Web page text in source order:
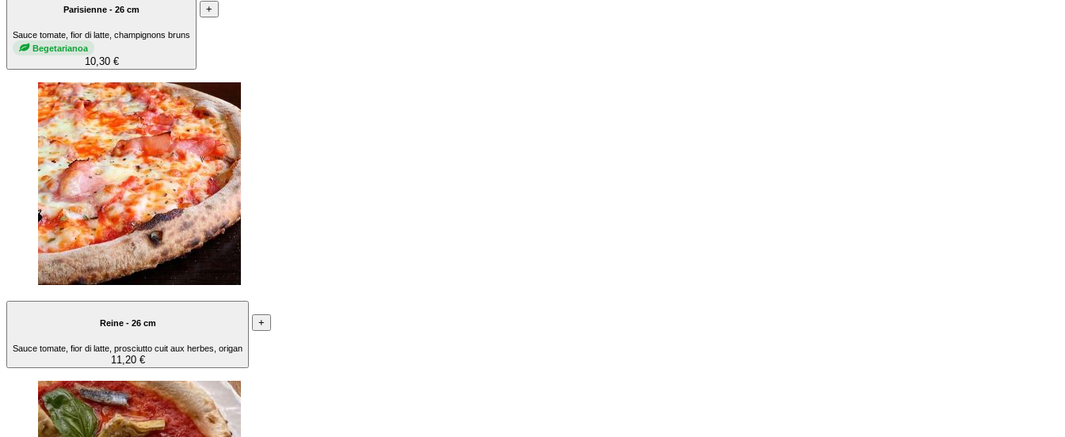
Parisienne - 26 cm
Sauce tomate, fior di latte, champignons bruns
Begetarianoa
10,30 €
+
Reine - 26 cm
Sauce tomate, fior di latte, prosciutto cuit aux herbes, origan
11,20 €
+